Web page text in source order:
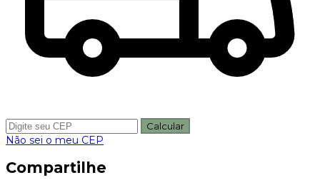
Calcular
Não sei o meu CEP
Compartilhe